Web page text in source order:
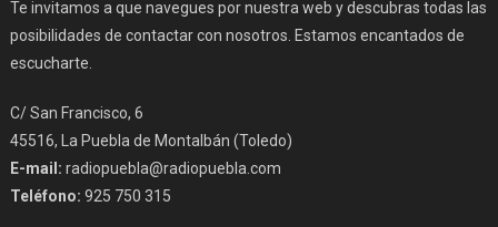
Te invitamos a que navegues por nuestra web y descubras todas las
posibilidades de contactar con nosotros. Estamos encantados de
escucharte.
C/ San Francisco, 6
45516, La Puebla de Montalbán (Toledo)
E-mail: radiopuebla@radiopuebla.com
Teléfono: 925 750 315